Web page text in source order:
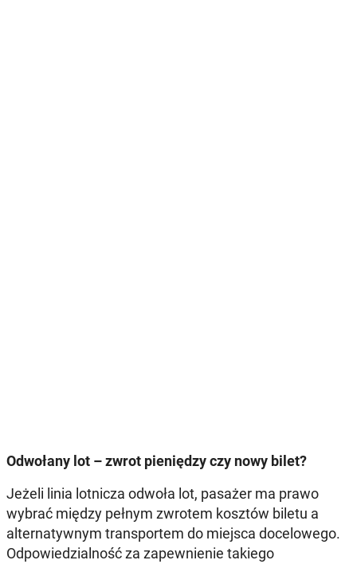
Odwołany lot – zwrot pieniędzy czy nowy bilet?
Jeżeli linia lotnicza odwoła lot, pasażer ma prawo
wybrać między pełnym zwrotem kosztów biletu a
alternatywnym transportem do miejsca docelowego.
Odpowiedzialność za zapewnienie takiego